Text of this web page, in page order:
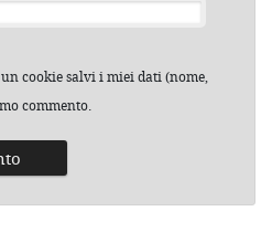
cookie salvi i miei dati (nome,
commento.